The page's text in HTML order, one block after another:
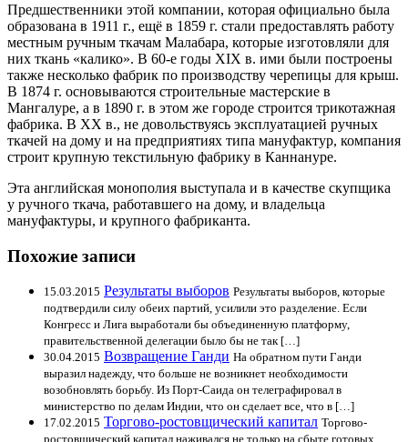
Предшественники этой компании, которая официально была
образована в 1911 г., ещё в 1859 г. стали предоставлять работу
местным ручным ткачам Малабара, которые изготовляли для
них ткань «калико». В 60-е годы XIX в. ими были построены
также несколько фабрик по производству черепицы для крыш.
В 1874 г. основываются строительные мастерские в
Мангалуре, а в 1890 г. в этом же городе строится трикотажная
фабрика. В XX в., не довольствуясь эксплуатацией ручных
ткачей на дому и на предприятиях типа мануфактур, компания
строит крупную текстильную фабрику в Каннануре.
Эта английская монополия выступала и в качестве скупщика
у ручного ткача, работавшего на дому, и владельца
мануфактуры, и крупного фабриканта.
Похожие записи
15.03.2015 Результаты выборов Результаты выборов, которые
подтвердили силу обеих партий, усилили это разделение. Если
Конгресс и Лига выработали бы объединенную платформу,
правительственной делегации было бы не так […]
30.04.2015 Возвращение Ганди На обратном пути Ганди
выразил надежду, что больше не возникнет необходимости
возобновлять борьбу. Из Порт-Саида он телеграфировал в
министерство по делам Индии, что он сделает все, что в […]
17.02.2015 Торгово-ростовщический капитал Торгово-
ростовщический капитал наживался не только на сбыте готовых